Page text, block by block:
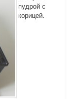
пудрой с
корицей.